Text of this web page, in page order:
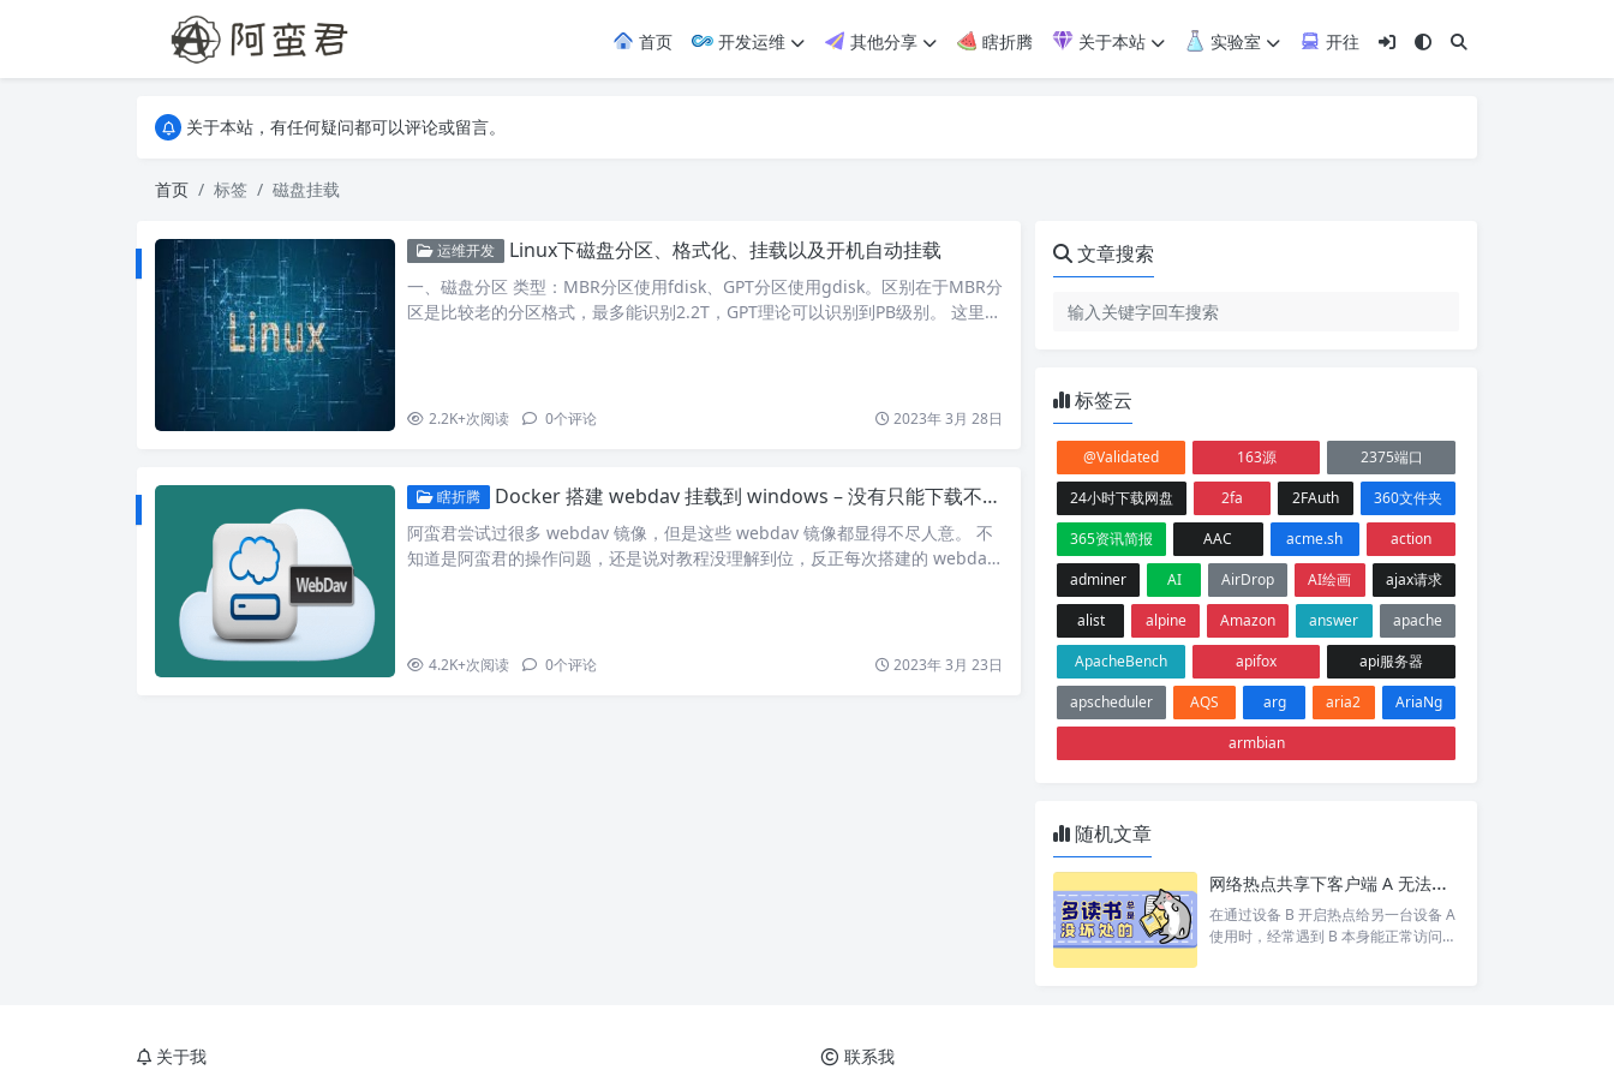
首页 开发运维 其他分享 瞎折腾 关于本站 实验室
开往
关于本站，有任何疑问都可以评论或留言。
关于本站，有任何疑问都可以评论或留言。
首页
标签 磁盘挂载
运维开发 Linux下磁盘分区、格式化、挂载以及开机自动挂载
一、磁盘分区 类型：MBR分区使用fdisk、GPT分区使用gdisk。区别在于MBR分
区是比较老的分区格式，最多能识别2.2T，GPT理论可以识别到PB级别。 这里使
2.2K+次阅读 0个评论 2023年 3月 28日
瞎折腾 Docker 搭建 webdav 挂载到 windows – 没有只能下载不能上传文件问题
阿蛮君尝试过很多 webdav 镜像，但是这些 webdav 镜像都显得不尽人意。 不
知道是阿蛮君的操作问题，还是说对教程没理解到位，反正每次搭建的 webdav
4.2K+次阅读 0个评论 2023年 3月 23日
文章搜索
标签云
@Validated 163源
2375端口
24小时下载网盘
2fa 2FAuth
360文件夹
365资讯简报
AAC acme.sh
action
adminer
AI AirDrop AI绘画
ajax请求
alist
alpine Amazon answer
apache
ApacheBench
apifox
api服务器
apscheduler
AQS arg aria2
AriaNg
armbian
随机文章
网络热点共享下客户端 A 无法访问目标设备 C 排查
在通过设备 B 开启热点给另一台设备 A
使用时，经常遇到 B 本身能正常访问网
关于我 联系我